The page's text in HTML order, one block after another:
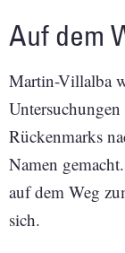
Auf dem
Martin-Villalba
Rückenmarks
Namen
auf dem Weg
sich.